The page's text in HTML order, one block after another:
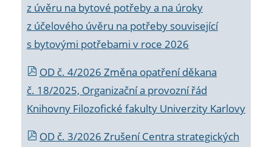
z úvěru na bytové potřeby a na úroky
z účelového úvěru na potřeby související
s bytovými potřebami v roce 2026
OD č. 4/2026 Změna opatření děkana
č. 18/2025, Organizační a provozní řád
Knihovny Filozofické fakulty Univerzity Karlovy
OD č. 3/2026 Zrušení Centra strategických